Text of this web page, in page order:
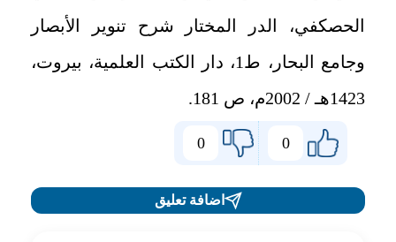
الحصكفي، الدر المختار شرح تنوير الأبصار
وجامع البحار، ط1، دار الكتب العلمية، بيروت،
1423هـ / 2002م، ص 181.
0
0
اضافة تعليق